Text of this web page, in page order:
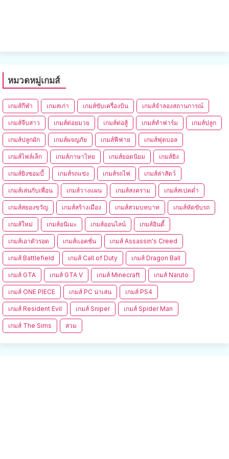
หมวดหมู่เกมส์
เกมส์กีฬา เกมสเก่า เกมส์ขับเครื่องบิน เกมส์จำลองสถานการณ์
เกมส์จีบสาว เกมส์ต่อยมวย เกมส์ต่อสู้ เกมส์ทำฟาร์ม เกมส์ปลูก
เกมส์ปลูกผัก เกมส์ผจญภัย เกมส์ฟีฟาย เกมส์ฟุตบอล
เกมส์ไฟล์เล็ก เกมส์ภาษาไทย เกมส์ยอดนิยม เกมส์ยิง
เกมส์ยิงซอมบี้ เกมส์รถแข่ง เกมส์รถไฟ เกมส์ล่าสัตว์
เกมส์เล่นกับเพื่อน เกมส์วางแผน เกมส์สงคราม เกมส์สเปคต่ำ
เกมส์สยองขวัญ เกมส์สร้างเมือง เกมส์สวมบทบาท เกมส์หัดขับรถ
เกมส์ใหม่ เกมส์อนิเมะ เกมส์ออนไลน์ เกมส์อินดี้
เกมส์เอาตัวรอด เกมส์แอคชั่น เกมส์ Assassin's Creed
เกมส์ Battlefield เกมส์ Call of Duty เกมส์ Dragon Ball
เกมส์ GTA เกมส์ GTA V เกมส์ Minecraft เกมส์ Naruto
เกมส์ ONE PIECE เกมส์ PC น่าเล่น เกมส์ PS4
เกมส์ Resident Evil เกมส์ Sniper เกมส์ Spider Man
เกมส์ The Sims สวม